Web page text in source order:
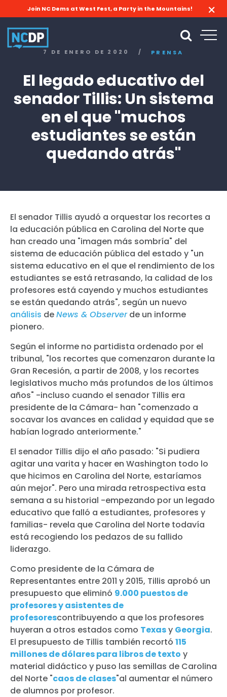
Join NC Dems at West Fest, a Party in the Mountains!
7 DE ENERO DE 2020 / PRENSA
El legado educativo del
senador Tillis: Un sistema
en el que "muchos
estudiantes se están
quedando atrás"
El senador Tillis ayudó a orquestar los recortes a
la educación pública en Carolina del Norte que
han creado una "imagen más sombría" del
sistema de educación pública del estado y "un
sistema educativo en el que el rendimiento de los
estudiantes se está retrasando, la calidad de los
profesores está cayendo y muchos estudiantes
se están quedando atrás", según un nuevo
análisis deNews & Observerde un informe
pionero.
Según el informe no partidista ordenado por el
tribunal, "los recortes que comenzaron durante la
Gran Recesión, a partir de 2008, y los recortes
legislativos mucho más profundos de los últimos
años" -incluso cuando el senador Tillis era
presidente de la Cámara- han "comenzado a
socavar los avances en calidad y equidad que se
habían logrado anteriormente."
El senador Tillis dijo el año pasado: "Si pudiera
agitar una varita y hacer en Washington todo lo
que hicimos en Carolina del Norte, estaríamos
aún mejor". Pero una mirada retrospectiva esta
semana a su historial -empezando por un legado
educativo que falló a estudiantes, profesores y
familias- revela que Carolina del Norte todavía
está recogiendo los pedazos de su fallido
liderazgo.
Como presidente de la Cámara de
Representantes entre 2011 y 2015, Tillis aprobó un
presupuesto que eliminó 9.000 puestos de
profesores y asistentes de
profesorescontribuyendo a que los profesores
huyeran a otros estados como Texasy Georgia.
El presupuesto de Tillis también recortó 115
millones de dólares para libros de texto y
material didáctico y puso las semillas de Carolina
del Norte "caos de clases"al aumentar el número
de alumnos por profesor.